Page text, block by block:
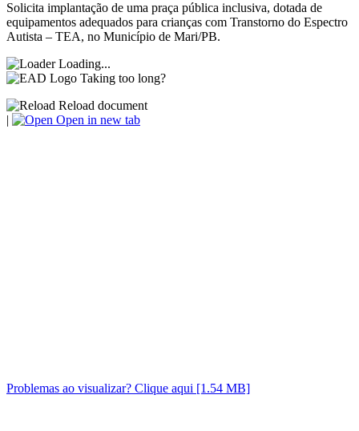
Solicita implantação de uma praça pública inclusiva, dotada de
equipamentos adequados para crianças com Transtorno do Espectro
Autista – TEA, no Município de Mari/PB.
Loading...
Taking too long?
Reload document
|
Open in new tab
Problemas ao visualizar? Clique aqui [1.54 MB]